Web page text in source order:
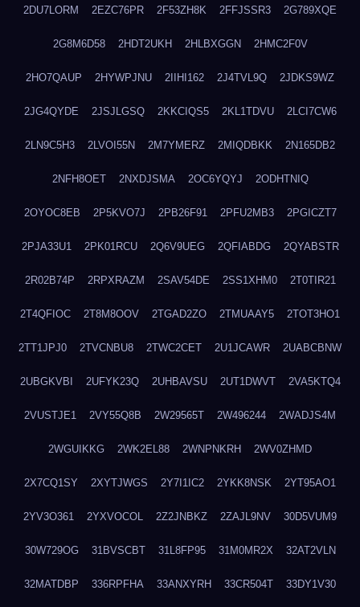
2DU7LORM 2EZC76PR 2F53ZH8K 2FFJSSR3 2G789XQE
2G8M6D58 2HDT2UKH 2HLBXGGN 2HMC2F0V
2HO7QAUP 2HYWPJNU 2IIHI162 2J4TVL9Q 2JDKS9WZ
2JG4QYDE 2JSJLGSQ 2KKCIQS5 2KL1TDVU 2LCI7CW6
2LN9C5H3 2LVOI55N 2M7YMERZ 2MIQDBKK 2N165DB2
2NFH8OET 2NXDJSMA 2OC6YQYJ 2ODHTNIQ
2OYOC8EB 2P5KVO7J 2PB26F91 2PFU2MB3 2PGICZT7
2PJA33U1 2PK01RCU 2Q6V9UEG 2QFIABDG 2QYABSTR
2R02B74P 2RPXRAZM 2SAV54DE 2SS1XHM0 2T0TIR21
2T4QFIOC 2T8M8OOV 2TGAD2ZO 2TMUAAY5 2TOT3HO1
2TT1JPJ0 2TVCNBU8 2TWC2CET 2U1JCAWR 2UABCBNW
2UBGKVBI 2UFYK23Q 2UHBAVSU 2UT1DWVT 2VA5KTQ4
2VUSTJE1 2VY55Q8B 2W29565T 2W496244 2WADJS4M
2WGUIKKG 2WK2EL88 2WNPNKRH 2WV0ZHMD
2X7CQ1SY 2XYTJWGS 2Y7I1IC2 2YKK8NSK 2YT95AO1
2YV3O361 2YXVOCOL 2Z2JNBKZ 2ZAJL9NV 30D5VUM9
30W729OG 31BVSCBT 31L8FP95 31M0MR2X 32AT2VLN
32MATDBP 336RPFHA 33ANXYRH 33CR504T 33DY1V30